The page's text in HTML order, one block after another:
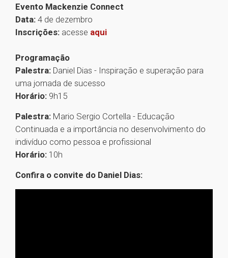
Evento Mackenzie Connect
Data: 4 de dezembro
Inscrições: acesse aqui
Programação
Palestra: Daniel Dias - Inspiração e superação para
uma jornada de sucesso
Horário: 9h15
Palestra: Mario Sergio Cortella - Educação
Continuada e a importância no desenvolvimento do
indivíduo como pessoa e profissional
Horário: 10h
Confira o convite do Daniel Dias: